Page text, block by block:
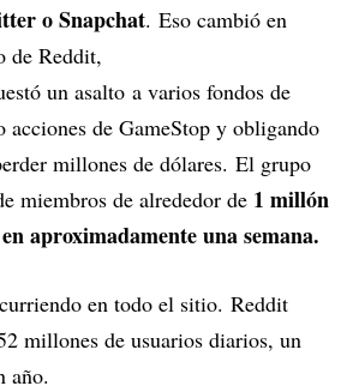
o Snapchat. Eso cambió en
de Reddit,
un asalto a varios fondos de
acciones de GameStop y obligando
millones de dólares. El grupo
miembros de alrededor de 1 millón
aproximadamente una semana.
en todo el sitio. Reddit
millones de usuarios diarios, un
año.